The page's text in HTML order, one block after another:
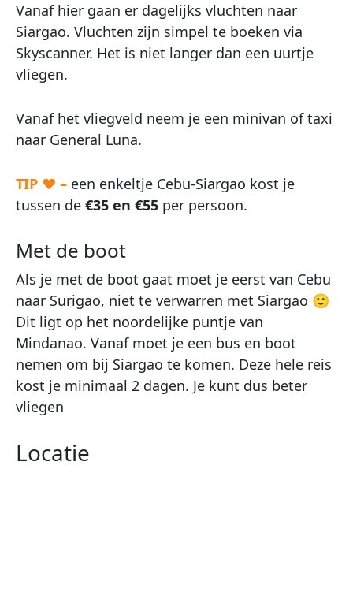
Vanaf hier gaan er dagelijks vluchten naar
Siargao. Vluchten zijn simpel te boeken via
Skyscanner. Het is niet langer dan een uurtje
vliegen.
Vanaf het vliegveld neem je een minivan of taxi
naar General Luna.
TIP ♥ – een enkeltje Cebu-Siargao kost je
tussen de €35 en €55 per persoon.
Met de boot
Als je met de boot gaat moet je eerst van Cebu
naar Surigao, niet te verwarren met Siargao 🙂
Dit ligt op het noordelijke puntje van
Mindanao. Vanaf moet je een bus en boot
nemen om bij Siargao te komen. Deze hele reis
kost je minimaal 2 dagen. Je kunt dus beter
vliegen
Locatie